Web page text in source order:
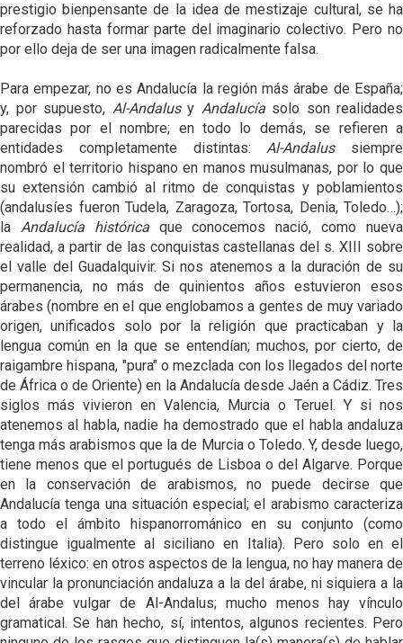
prestigio bienpensante de la idea de mestizaje cultural, se ha
reforzado hasta formar parte del imaginario colectivo. Pero no
por ello deja de ser una imagen radicalmente falsa.
Para empezar, no es Andalucía la región más árabe de España;
y, por supuesto, Al-Andalusy Andalucíasolo son realidades
parecidas por el nombre; en todo lo demás, se refieren a
entidades completamente distintas:Al-Andalussiempre
nombró el territorio hispano en manos musulmanas, por lo que
su extensión cambió al ritmo de conquistas y poblamientos
(andalusíes fueron Tudela, Zaragoza, Tortosa, Denia, Toledo…);
la Andalucía históricaque conocemos nació, como nueva
realidad, a partir de las conquistas castellanas del s. XIII sobre
el valle del Guadalquivir. Si nos atenemos a la duración de su
permanencia, no más de quinientos años estuvieron esos
árabes (nombre en el que englobamos a gentes de muy variado
origen, unificados solo por la religión que practicaban y la
lengua común en la que se entendían; muchos, por cierto, de
raigambre hispana, "pura" o mezclada con los llegados del norte
de África o de Oriente) en la Andalucía desde Jaén a Cádiz. Tres
siglos más vivieron en Valencia, Murcia o Teruel. Y si nos
atenemos al habla, nadie ha demostrado que el habla andaluza
tenga más arabismos que la de Murcia o Toledo. Y, desde luego,
tiene menos que el portugués de Lisboa o del Algarve. Porque
en la conservación de arabismos, no puede decirse que
Andalucía tenga una situación especial; el arabismo caracteriza
a todo el ámbito hispanorrománico en su conjunto (como
distingue igualmente al siciliano en Italia). Pero solo en el
terreno léxico: en otros aspectos de la lengua, no hay manera de
vincular la pronunciación andaluza a la del árabe, ni siquiera a la
del árabe vulgar de Al-Andalus; mucho menos hay vínculo
gramatical. Se han hecho, sí, intentos, algunos recientes. Pero